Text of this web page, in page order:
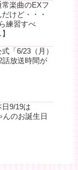
常楽曲のEXフ
けど・・・
練習すべ
「6/23（月）
話放送時間が
日9/19は
んのお誕生日